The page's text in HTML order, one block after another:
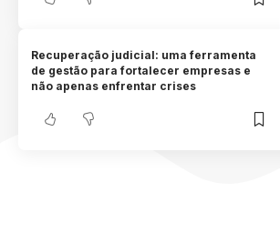
Recuperação judicial: uma ferramenta
de gestão para fortalecer empresas e
não apenas enfrentar crises